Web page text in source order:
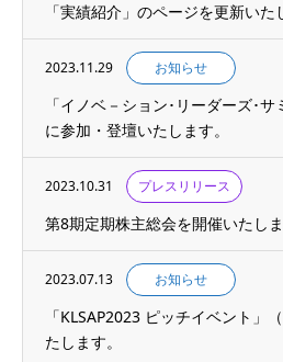
「実績紹介」のページを更新いた
2023.11.29 お知らせ
「イノベ－ション･リーダーズ･サ
に参加・登壇いたします。
2023.10.31 プレスリリース
第8期定期株主総会を開催いたしま
2023.07.13 お知らせ
「KLSAP2023 ピッチイベント」
たします。